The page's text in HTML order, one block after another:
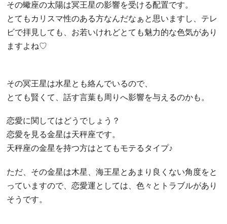
その蠍座の太陽は冥王星の影響を受ける配置です。
とてもカリスマ性のある方なんだなぁと思いますし、テレ
ビで拝見しても、お若いけれどとても魅力的な色気があり
ますよね♡
その冥王星は水星とも絡んでいるので、
とても賢くて、話す言葉も周りへ影響を与えるのかも。
恋愛に関してはどうでしょう？
恋愛を見る金星は天秤座です。
天秤座の金星を持つ方はとてもモテるタイプ♪
ただ、その金星は木星、海王星とあまり良くない角度をと
っていますので、恋愛運としては、色々とトラブルがあり
そうです。